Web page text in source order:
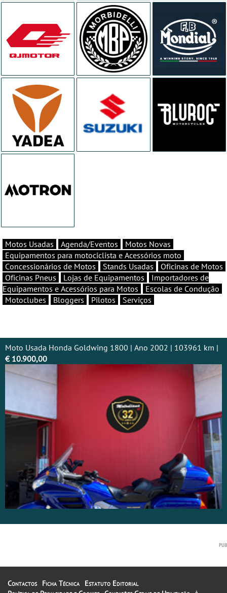
Motos Usadas Agenda/Eventos
Motos Novas
Equipamentos para motociclista e Acessórios moto
Concessionários de Motos
Stands Usadas
Oficinas de Motos
Oficinas Pneus
Lojas de Equipamentos
Importadores de
Equipamentos e Acessórios para Motos
Escolas de Condução
Motoclubes
Bloggers Pilotos Serviços
Moto Usada Honda Goldwing 1800 | Ano 2002 | 103961 km |
€ 10.900,00
Contactos Ficha Técnica
Estatuto Editorial